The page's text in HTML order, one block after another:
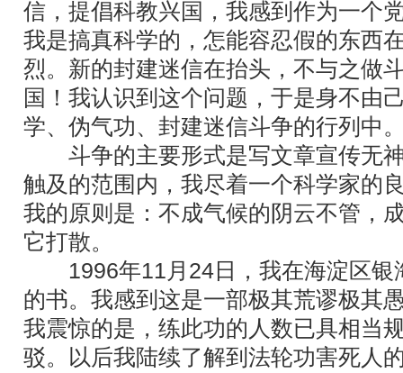
信，提倡科教兴国，我感到作为一个
我是搞真科学的，怎能容忍假的东西
烈。新的封建迷信在抬头，不与之做
国！我认识到这个问题，于是身不由
学、伪气功、封建迷信斗争的行列中
斗争的主要形式是写文章宣传无神
触及的范围内，我尽着一个科学家的
我的原则是：不成气候的阴云不管，
它打散。
1996年11月24日，我在海淀区银
的书。我感到这是一部极其荒谬极其
我震惊的是，练此功的人数已具相当
驳。以后我陆续了解到法轮功害死人